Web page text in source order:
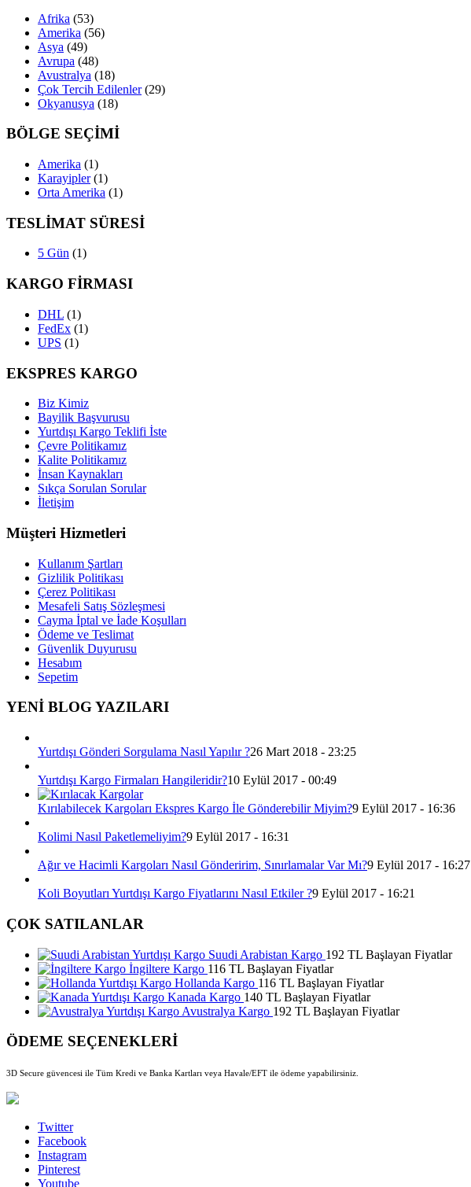
Afrika (53)
Amerika (56)
Asya (49)
Avrupa (48)
Avustralya (18)
Çok Tercih Edilenler (29)
Okyanusya (18)
BÖLGE SEÇİMİ
Amerika (1)
Karayipler (1)
Orta Amerika (1)
TESLİMAT SÜRESİ
5 Gün (1)
KARGO FİRMASI
DHL (1)
FedEx (1)
UPS (1)
EKSPRES KARGO
Biz Kimiz
Bayilik Başvurusu
Yurtdışı Kargo Teklifi İste
Çevre Politikamız
Kalite Politikamız
İnsan Kaynakları
Sıkça Sorulan Sorular
İletişim
Müşteri Hizmetleri
Kullanım Şartları
Gizlilik Politikası
Çerez Politikası
Mesafeli Satış Sözleşmesi
Cayma İptal ve İade Koşulları
Ödeme ve Teslimat
Güvenlik Duyurusu
Hesabım
Sepetim
YENİ BLOG YAZILARI
Yurtdışı Gönderi Sorgulama Nasıl Yapılır ?26 Mart 2018 - 23:25
Yurtdışı Kargo Firmaları Hangileridir?10 Eylül 2017 - 00:49
Kırılabilecek Kargoları Ekspres Kargo İle Gönderebilir Miyim?9 Eylül 2017 - 16:36
Kolimi Nasıl Paketlemeliyim?9 Eylül 2017 - 16:31
Ağır ve Hacimli Kargoları Nasıl Gönderirim, Sınırlamalar Var Mı?9 Eylül 2017 - 16:27
Koli Boyutları Yurtdışı Kargo Fiyatlarını Nasıl Etkiler ?9 Eylül 2017 - 16:21
ÇOK SATILANLAR
Suudi Arabistan Kargo 192 TL Başlayan Fiyatlar
İngiltere Kargo 116 TL Başlayan Fiyatlar
Hollanda Kargo 116 TL Başlayan Fiyatlar
Kanada Kargo 140 TL Başlayan Fiyatlar
Avustralya Kargo 192 TL Başlayan Fiyatlar
ÖDEME SEÇENEKLERİ
3D Secure güvencesi ile Tüm Kredi ve Banka Kartları veya Havale/EFT ile ödeme yapabilirsiniz.
Twitter
Facebook
Instagram
Pinterest
Youtube